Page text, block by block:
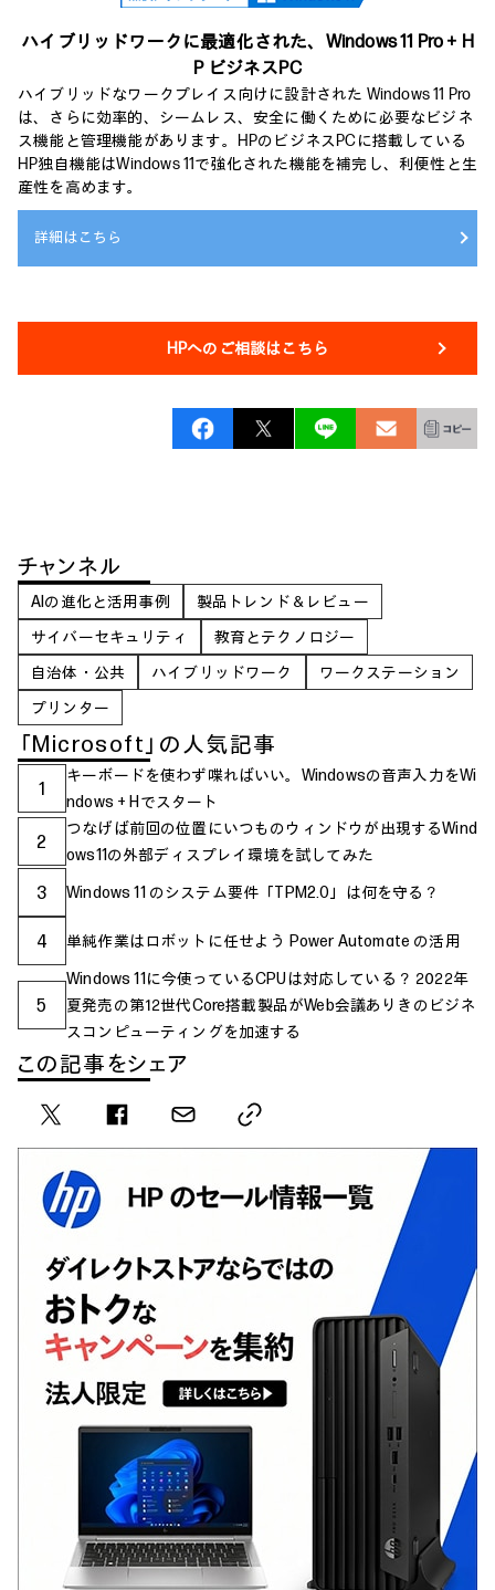
ハイブリッドワークに最適化された、 Windows 11 Pro＋H
P ビジネスPC
ハイブリッドなワークプレイス向けに設計された Windows 11 Pro
は、さらに効率的、シームレス、安全に働くために必要なビジネ
ス機能と管理機能があります。HPのビジネスPCに搭載している
HP独自機能はWindows 11で強化された機能を補完し、利便性と生
産性を高めます。
詳細はこちら
HPへのご相談はこちら
チャンネル
AIの進化と活用事例
製品トレンド＆レビュー
サイバーセキュリティ
教育とテクノロジー
自治体・公共
ハイブリッドワーク
ワークステーション
プリンター
「Microsoft」の人気記事
1
キーボードを使わず喋ればいい。Windowsの音声入力をWi
ndows + Hでスタート
2
つなげば前回の位置にいつものウィンドウが出現するWind
ows11の外部ディスプレイ環境を試してみた
3 Windows 11 のシステム要件「TPM2.0」は何を守る？
4 単純作業はロボットに任せよう Power Automate の活用
5
Windows 11に今使っているCPUは対応している？ 2022年
夏発売の第12世代Core搭載製品がWeb会議ありきのビジネ
スコンピューティングを加速する
この記事をシェア